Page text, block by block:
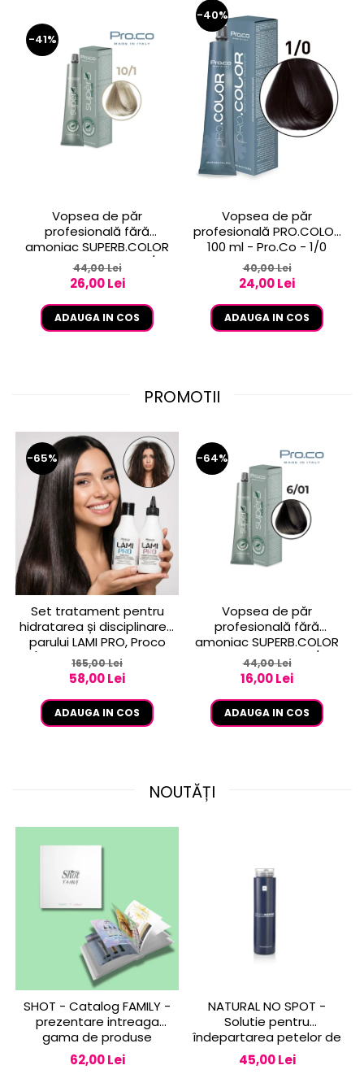
-41%
Vopsea de păr
profesională fără
amoniac SUPERB.COLOR
100 ml - Pro.Co - 10/1
BLOND EXTRA DESCHIS
CENUSIU
44,00 Lei
26,00 Lei
ADAUGA IN COS
-40%
Vopsea de păr
profesională PRO.COLOR
100 ml - Pro.Co - 1/0
NEGRU
40,00 Lei
24,00 Lei
ADAUGA IN COS
PROMOTII
-65%
Set tratament pentru
hidratarea și disciplinarea
parului LAMI PRO, Proco
(șampon + balsam 2x
250ml)
165,00 Lei
58,00 Lei
ADAUGA IN COS
-64%
Vopsea de păr
profesională fără
amoniac SUPERB.COLOR
100 ml - Pro.Co - 6/01
BLOND INCHIS CENUSIU
44,00 Lei
16,00 Lei
ADAUGA IN COS
NOUTĂȚI
SHOT - Catalog FAMILY -
prezentare intreaga
gama de produse
62,00 Lei
NATURAL NO SPOT -
Solutie pentru
îndepartarea petelor de
vopsea de pe piele 250
ml
45,00 Lei